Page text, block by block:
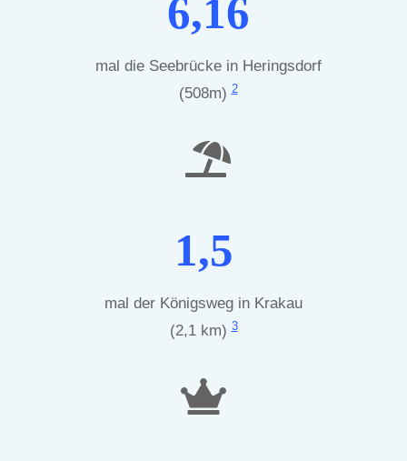
6,16
mal die Seebrücke in Heringsdorf
(508m)2
1,5
mal der Königsweg in Krakau
(2,1 km)3